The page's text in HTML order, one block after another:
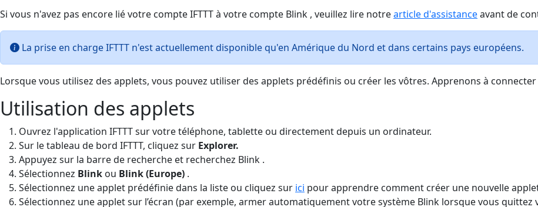
Si vous n'avez pas encore lié votre compte IFTTT à votre compte Blink , veuillez lire notrearticle d'assistanceavant de
La prise en charge IFTTT n'est actuellement disponible qu'en Amérique du Nord et dans certains pays européens.
Lorsque vous utilisez des applets, vous pouvez utiliser des applets prédéfinis ou créer les vôtres. Apprenons à
Utilisation des applets
Ouvrez l'application IFTTT sur votre téléphone, tablette ou directement depuis un ordinateur.
Sur le tableau de bord IFTTT, cliquez sur Explorer.
Appuyez sur la barre de recherche et recherchez Blink .
Sélectionnez Blink ou Blink (Europe) .
Sélectionnez une applet prédéfinie dans la liste ou cliquez sur ici pour apprendre comment créer une nouvelle
Sélectionnez une applet sur l’écran (par exemple, armer automatiquement votre système Blink lorsque vous quittez